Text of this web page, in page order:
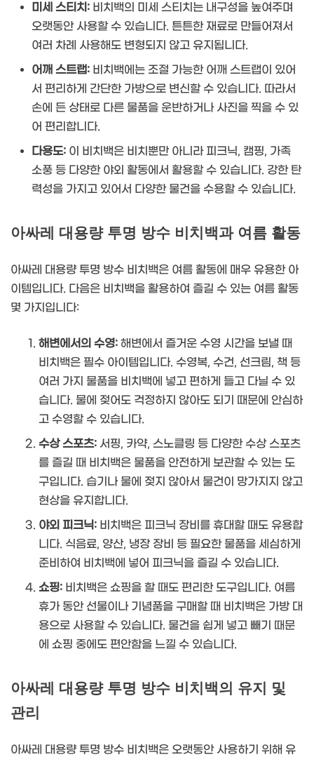
미세 스티치: 비치백의 미세 스티치는 내구성을 높여주며
오랫동안 사용할 수 있습니다. 튼튼한 재료로 만들어져서
여러 차례 사용해도 변형되지 않고 유지됩니다.
어깨 스트랩: 비치백에는 조절 가능한 어깨 스트랩이 있어
서 편리하게 간단한 가방으로 변신할 수 있습니다. 따라서
손에 든 상태로 다른 물품을 운반하거나 사진을 찍을 수 있
어 편리합니다.
다용도: 이 비치백은 비치뿐만 아니라 피크닉, 캠핑, 가족
소풍 등 다양한 야외 활동에서 활용할 수 있습니다. 강한 탄
력성을 가지고 있어서 다양한 물건을 수용할 수 있습니다.
아싸레 대용량 투명 방수 비치백과 여름 활동
아싸레 대용량 투명 방수 비치백은 여름 활동에 매우 유용한 아
이템입니다. 다음은 비치백을 활용하여 즐길 수 있는 여름 활동
몇 가지입니다:
해변에서의 수영: 해변에서 즐거운 수영 시간을 보낼 때
비치백은 필수 아이템입니다. 수영복, 수건, 선크림, 책 등
여러 가지 물품을 비치백에 넣고 편하게 들고 다닐 수 있
습니다. 물에 젖어도 걱정하지 않아도 되기 때문에 안심하
고 수영할 수 있습니다.
수상 스포츠: 서핑, 카약, 스노클링 등 다양한 수상 스포츠
를 즐길 때 비치백은 물품을 안전하게 보관할 수 있는 도
구입니다. 습기나 물에 젖지 않아서 물건이 망가지지 않고
현상을 유지합니다.
야외 피크닉: 비치백은 피크닉 장비를 휴대할 때도 유용합
니다. 식음료, 양산, 냉장 장비 등 필요한 물품을 세심하게
준비하여 비치백에 넣어 피크닉을 즐길 수 있습니다.
쇼핑: 비치백은 쇼핑을 할 때도 편리한 도구입니다. 여름
휴가 동안 선물이나 기념품을 구매할 때 비치백은 가방 대
용으로 사용할 수 있습니다. 물건을 쉽게 넣고 빼기 때문
에 쇼핑 중에도 편안함을 느낄 수 있습니다.
아싸레 대용량 투명 방수 비치백의 유지 및
관리
아싸레 대용량 투명 방수 비치백은 오랫동안 사용하기 위해 유